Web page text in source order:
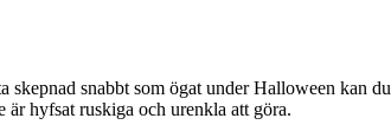
skepnad snabbt som ögat under Halloween kan du
är hyfsat ruskiga och urenkla att göra.